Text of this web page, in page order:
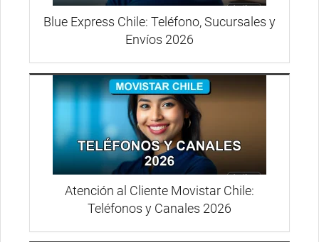
Blue Express Chile: Teléfono, Sucursales y
Envíos 2026
Atención al Cliente Movistar Chile:
Teléfonos y Canales 2026